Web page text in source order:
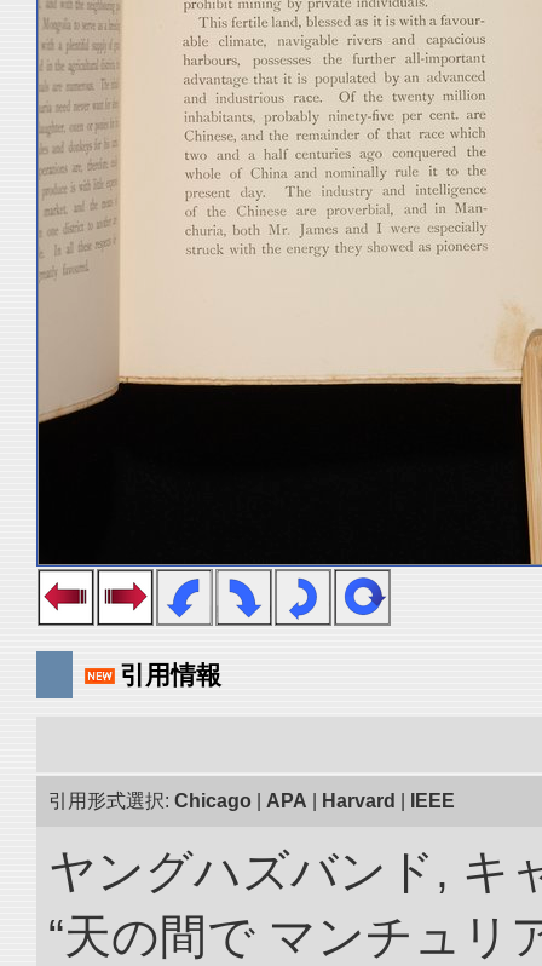
引用情報
引用形式選択: Chicago APA Harvard IEEE
ヤングハズバンド, キ
“天の間で マンチュリ